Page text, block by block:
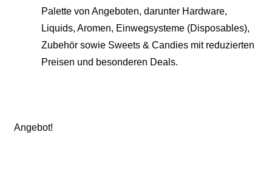
Palette von Angeboten, darunter Hardware,
Liquids, Aromen, Einwegsysteme (Disposables),
Zubehör sowie Sweets & Candies mit reduzierten
Preisen und besonderen Deals.
Angebot!